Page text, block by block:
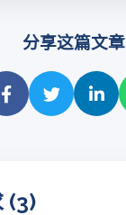
分享这篇文章
(3)